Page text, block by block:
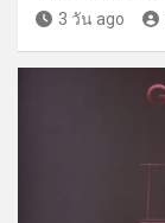
3 วัน ago